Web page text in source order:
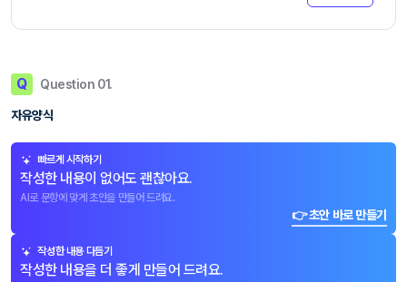
Q Question 01.
자유양식
빠르게 시작하기
작성한 내용이 없어도 괜찮아요.
AI로 문항에 맞게 초안을 만들어 드려요.
👉 초안 바로 만들기
작성한 내용 다듬기
작성한 내용을 더 좋게 만들어 드려요.